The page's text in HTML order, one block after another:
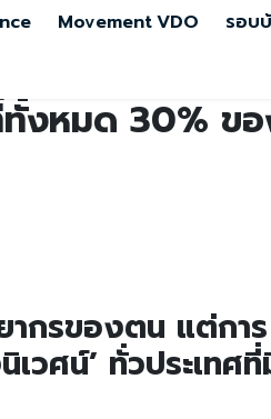
MovementVDO รอบ
ทั้งหมด 30% ข
ากรของตน แต่การ
วศน์’ ทั่วประเทศที่